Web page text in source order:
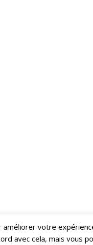
du Poing !
améliorer votre
avec cela, mais vous